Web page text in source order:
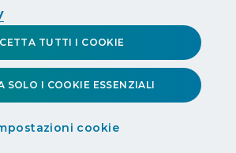
cookie
SOLO I COOKIE ESSENZIALI
TUTTI I COOKIE